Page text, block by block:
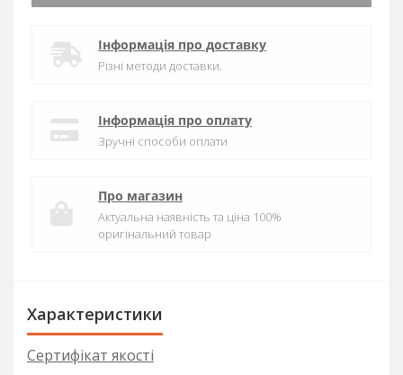
Інформація про доставку
Різні методи доставки.
Інформація про оплату
Зручні способи оплати
Про магазин
Актуальна наявність та ціна 100%
оригінальний товар
Характеристики
Сертифікат якості